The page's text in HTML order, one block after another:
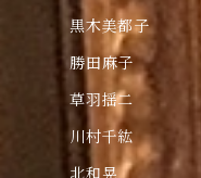
黒木美都子
勝田麻子
草羽揺二
川村千紘
北和晃